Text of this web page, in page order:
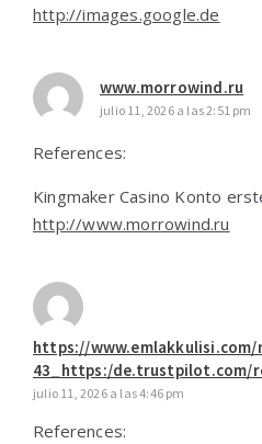
http://images.google.de
www.morrowind.ru
julio 11, 2026 a las 2:51 pm
References:
Kingmaker Casino Konto
http://www.morrowind.ru
https://
43_https:/de.trustpilot.com/
julio 11, 2026 a las 4:46 pm
References: